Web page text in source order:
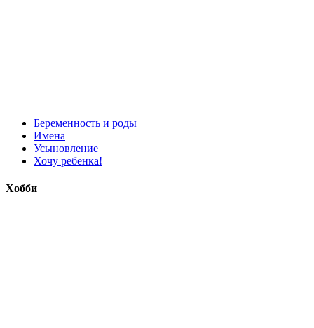
Беременность и роды
Имена
Усыновление
Хочу ребенка!
Хобби